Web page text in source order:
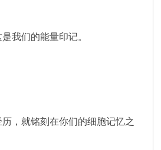
我们的能量印记。
，就铭刻在你们的细胞记忆之